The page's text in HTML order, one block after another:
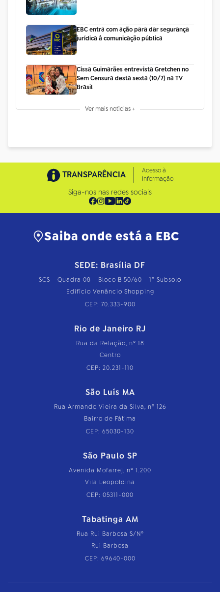
EBC entra com ação para dar segurança
jurídica à comunicação pública
Cissa Guimarães entrevista Gretchen no
Sem Censura desta sexta (10/7) na TV
Brasil
Ver mais notícias +
TRANSPARÊNCIA
Acesso à
Informação
Siga-nos nas redes sociais
Saiba onde está a EBC
SEDE: Brasília DF
SCS - Quadra 08 - Bloco B 50/60 - 1º Subsolo
Edifício Venâncio Shopping
CEP: 70.333-900
Rio de Janeiro RJ
Rua da Relação, nº 18
Centro
CEP: 20.231-110
São Luís MA
Rua Armando Vieira da Silva, nº 126
Bairro de Fátima
CEP: 65030-130
São Paulo SP
Avenida Mofarrej, nº 1.200
Vila Leopoldina
CEP: 05311-000
Tabatinga AM
Rua Rui Barbosa S/Nº
Rui Barbosa
CEP: 69640-000